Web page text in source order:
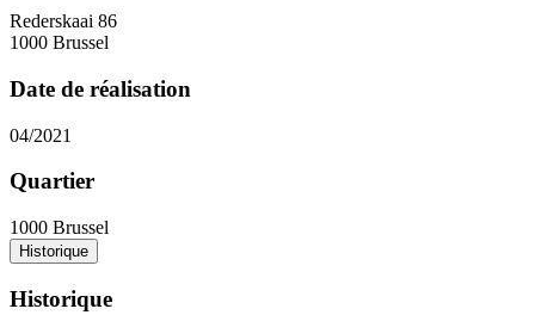
Rederskaai 86
1000 Brussel
Date de réalisation
04/2021
Quartier
1000 Brussel
Historique
Historique